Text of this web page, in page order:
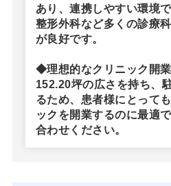
あり、連携しやすい環境
整形外科など多くの診療
が良好です。
◆理想的なクリニック開
152.20坪の広さを持ち、
るため、患者様にとって
ックを開業するのに最適
合わせください。